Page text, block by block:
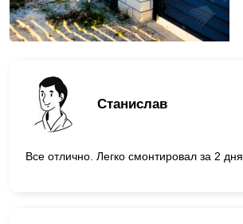
Станислав
Все отлично. Легко смонтировал за 2 дня